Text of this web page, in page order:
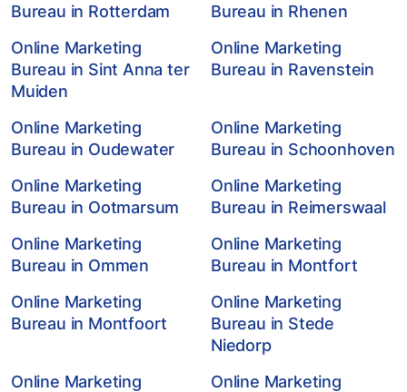
Bureau in Rotterdam
Bureau in Rhenen
Online Marketing
Bureau in Sint Anna ter
Muiden
Online Marketing
Bureau in Ravenstein
Online Marketing
Bureau in Oudewater
Online Marketing
Bureau in Schoonhoven
Online Marketing
Bureau in Ootmarsum
Online Marketing
Bureau in Reimerswaal
Online Marketing
Bureau in Ommen
Online Marketing
Bureau in Montfort
Online Marketing
Bureau in Montfoort
Online Marketing
Bureau in Stede
Niedorp
Online Marketing
Online Marketing